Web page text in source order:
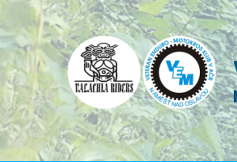
Přeskočit
na
obsah
Post
navigation